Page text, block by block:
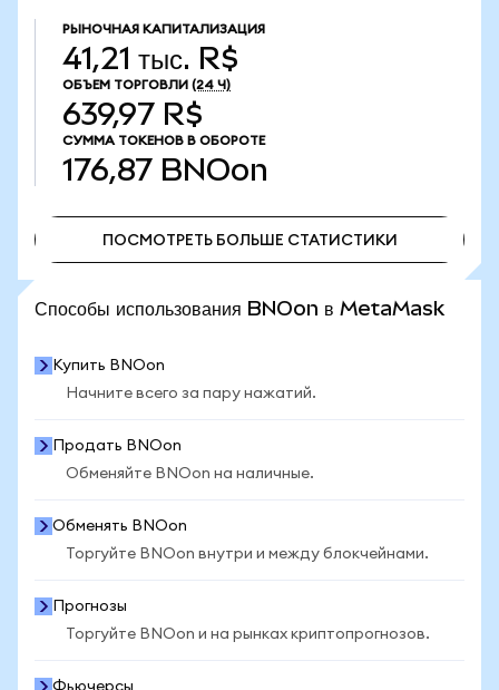
РЫНОЧНАЯ КАПИТАЛИЗАЦИЯ
41,21 тыс. R$
ОБЪЕМ ТОРГОВЛИ (24 Ч)
639,97 R$
СУММА ТОКЕНОВ В ОБОРОТЕ
176,87 BNOon
ПОСМОТРЕТЬ БОЛЬШЕ СТАТИСТИКИ
Способы использования BNOon в MetaMask
Купить BNOon
Начните всего за пару нажатий.
Продать BNOon
Обменяйте BNOon на наличные.
Обменять BNOon
Торгуйте BNOon внутри и между блокчейнами.
Прогнозы
Торгуйте BNOon и на рынках криптопрогнозов.
Фьючерсы